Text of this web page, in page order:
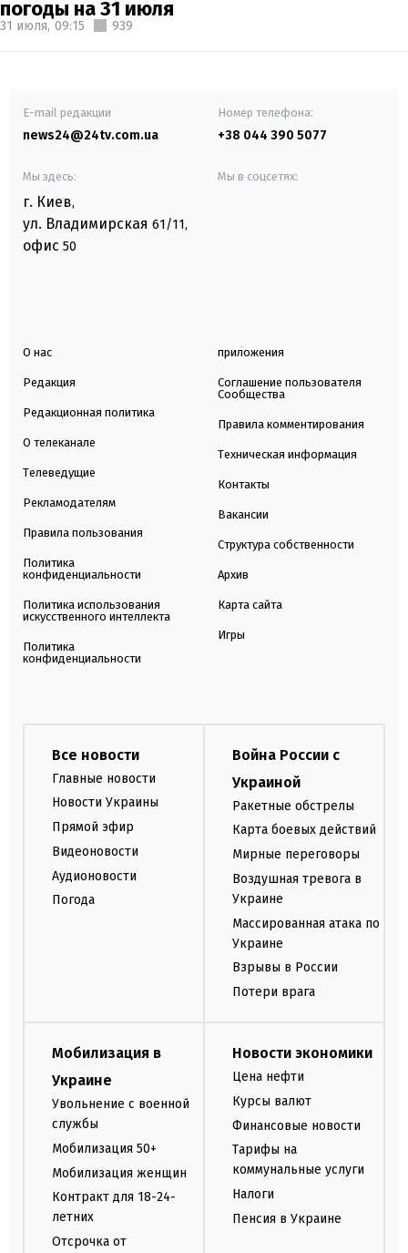
погоды на 31 июля
31 июля, 09:15 939
E-mail редакции
news24@24tv.com.ua
Номер телефона:
+38 044 390 5077
Мы здесь:
г. Киев,
ул. Владимирская 61/11,
офис 50
Мы в соцсетях:
О нас
Редакция
Редакционная политика
О телеканале
Телеведущие
Рекламодателям
Правила пользования
Политика
конфиденциальности
Политика использования
искусственного интеллекта
Политика
конфиденциальности
приложения
Соглашение пользователя
Сообщества
Правила комментирования
Техническая информация
Контакты
Вакансии
Структура собственности
Архив
Карта сайта
Игры
Все новости
Главные новости
Новости Украины
Прямой эфир
Видеоновости
Аудионовости
Погода
Война России с
Украиной
Ракетные обстрелы
Карта боевых действий
Мирные переговоры
Воздушная тревога в
Украине
Массированная атака по
Украине
Взрывы в России
Потери врага
Мобилизация в
Украине
Увольнение с военной
службы
Мобилизация 50+
Мобилизация женщин
Контракт для 18-24-
летних
Отсрочка от
Новости экономики
Цена нефти
Курсы валют
Финансовые новости
Тарифы на
коммунальные услуги
Налоги
Пенсия в Украине